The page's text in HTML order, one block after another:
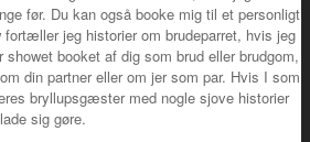
før. Du kan også booke mig til et personligt
fortæller jeg historier om brudeparret, hvis jeg
booket af dig som brud eller brudgom,
din partner eller om jer som par. Hvis I som
bryllupsgæster med nogle sjove historier
sig gøre.